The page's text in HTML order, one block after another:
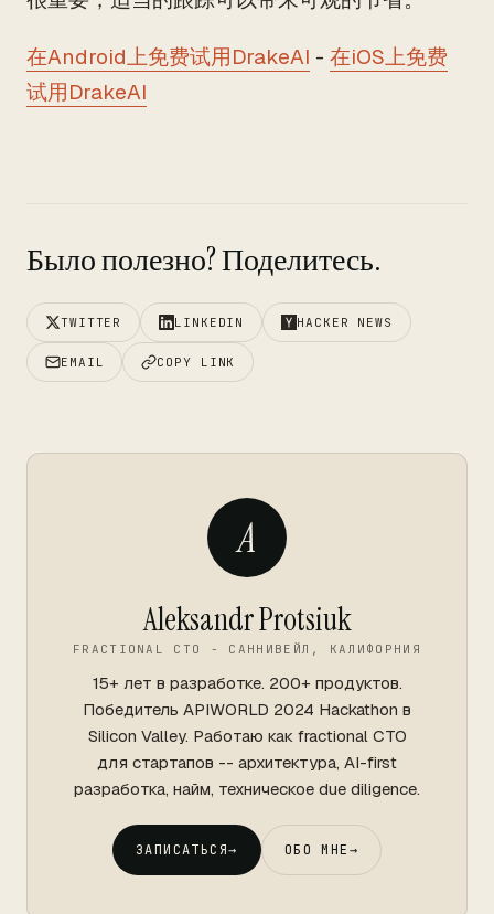
在Android上免费试用DrakeAI - 在iOS上免费
试用DrakeAI
Было полезно? Поделитесь.
TWITTER LINKEDIN HACKER NEWS
EMAIL COPY LINK
A
Aleksandr Protsiuk
FRACTIONAL CTO - САННИВЕЙЛ, КАЛИФОРНИЯ
15+ лет в разработке. 200+ продуктов.
Победитель APIWORLD 2024 Hackathon в
Silicon Valley. Работаю как fractional CTO
для стартапов -- архитектура, AI-first
разработка, найм, техническое due diligence.
ЗАПИСАТЬСЯ→ ОБО МНЕ→